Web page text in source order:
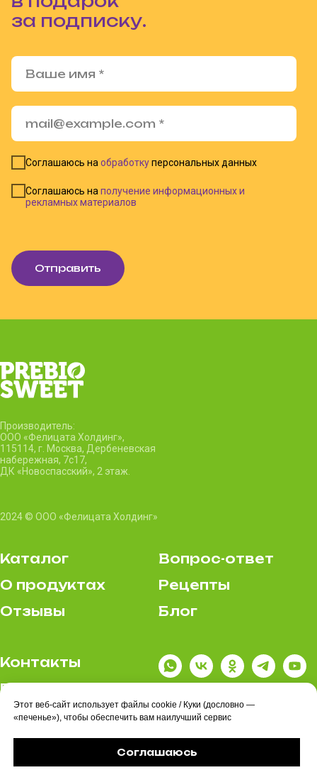
Соглашаюсь на обработкуперсональных данных
Соглашаюсь на получение информационных и
рекламных материалов
Отправить
за подписку.
Производитель:
ООО «Фелицата Холдинг»,
115114, г. Москва, Дербеневская
набережная, 7c17,
ДК «Новоспасский», 2 этаж.
2024 © ООО «Фелицата Холдинг»
Каталог
О продуктах
Отзывы
Вопрос-ответ
Рецепты
Блог
Контакты
Где купить
Политика
Этот веб-сайт использует файлы cookie / Куки (дословно —
«печенье»), чтобы обеспечить вам наилучший сервис
Соглашаюсь